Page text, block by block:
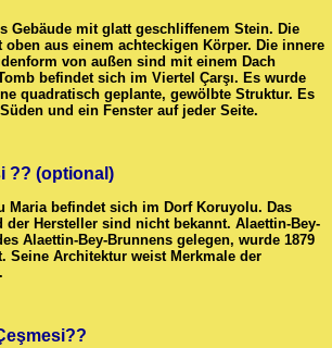
Gebäude mit glatt geschliffenem Stein. Die
oben aus einem achteckigen Körper. Die innere
von außen sind mit einem Dach
befindet sich im Viertel Çarşı. Es wurde
quadratisch geplante, gewölbte Struktur. Es
und ein Fenster auf jeder Seite.
?? (optional)
Maria befindet sich im Dorf Koruyolu. Das
der Hersteller sind nicht bekannt. Alaettin-Bey-
Alaettin-Bey-Brunnens gelegen, wurde 1879
Seine Architektur weist Merkmale der